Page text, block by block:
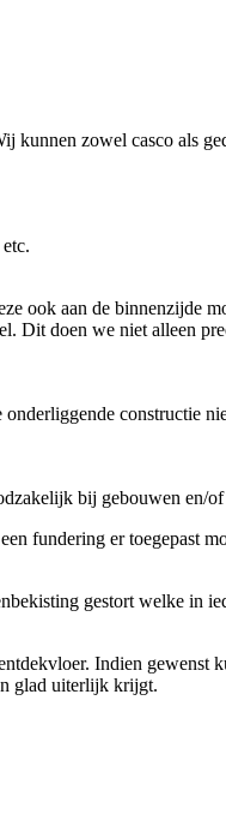
kunnen zowel casco als
ook aan de binnenzijde
Dit doen we niet alleen
constructie
bij gebouwen en/of
fundering er toegepast
gestort welke in
Indien gewenst
glad uiterlijk krijgt.